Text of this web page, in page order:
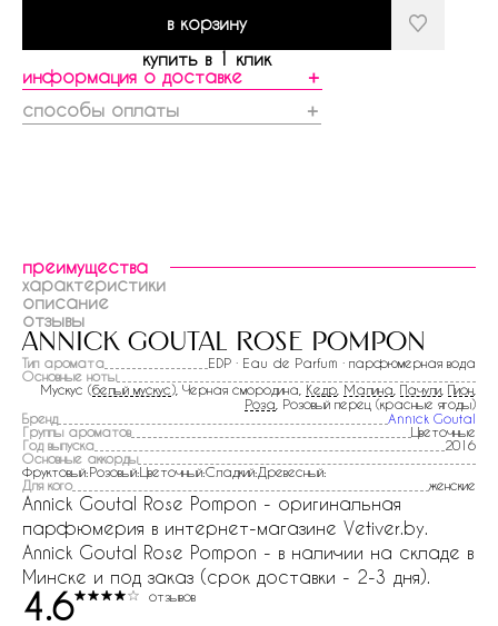
в корзину
купить в 1 клик
информация о доставке
＋
способы оплаты
＋
преимущества
характеристики
описание
отзывы
annick goutal rose pompon
Тип аромата
EDP · Eau de Parfum · парфюмерная вода
Основные ноты
Мускус (белый мускус), Черная смородина, Кедр Малина Пачули Пион
Роза , Розовый перец (красные ягоды)
Бренд
Annick Goutal
Группы ароматов
Цветочные
Год выпуска
2016
Основные аккорды
Фруктовый:Розовый:Цветочный:Сладкий:Древесный:
Для кого
женские
Annick Goutal Rose Pompon - оригинальная
парфюмерия в интернет-магазине Vetiver.by.
Annick Goutal Rose Pompon - в наличии на складе в
Минске и под заказ (срок доставки - 2-3 дня).
4.6 отзывов